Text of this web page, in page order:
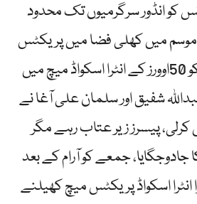
کو انڈور سرگرمیوں تک محدود
موسم میں کھلی فضا میں پریکٹس
کا موقع ملا،جمعرات کو 50اوورز کے انٹرا اسکواڈ میچ میں
شفیق اور سلمان علی آغا نے
پیسرز زیر عتاب رہے مگر
جادوجگایا، جمعے کو آرام کے بعد
اسکواڈ پریکٹس میچ کھیلنے